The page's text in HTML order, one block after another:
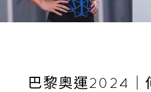
巴黎奧運2024｜